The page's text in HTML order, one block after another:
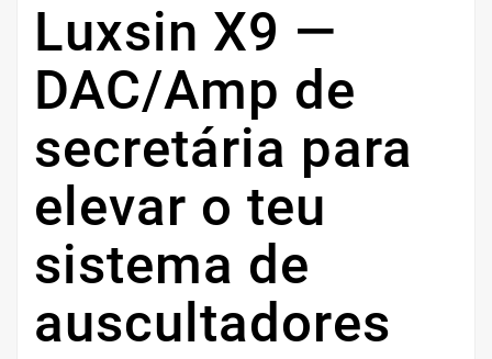
Luxsin X9 —
DAC/Amp de
secretária para
elevar o teu
sistema de
auscultadores